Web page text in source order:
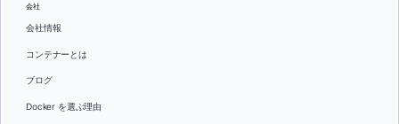
会社
会社情報
コンテナーとは
ブログ
Docker を選ぶ理由